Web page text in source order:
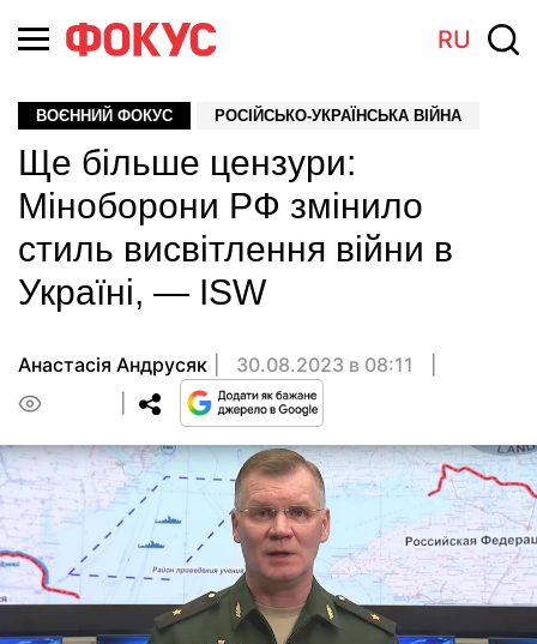
RU
ВОЄННИЙ ФОКУС РОСІЙСЬКО-УКРАЇНСЬКА ВІЙНА
Ще більше цензури:
Міноборони РФ змінило
стиль висвітлення війни в
Україні, — ISW
Анастасiя Андрусяк
30.08.2023 в 08:11